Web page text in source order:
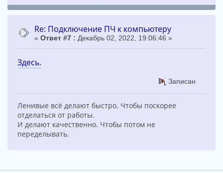
Re: Подключение ПЧ к компьютеру
« Ответ #7 : Декабрь 02, 2022, 19:06:46 »
Здесь.
Записан
Ленивые всё делают быстро. Чтобы поскорее
отделаться от работы.
И делают качественно. Чтобы потом не
переделывать.